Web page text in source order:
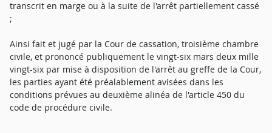
transcrit en marge ou à la suite de l'arrêt partiellement cassé
;
Ainsi fait et jugé par la Cour de cassation, troisième chambre
civile, et prononcé publiquement le vingt-six mars deux mille
vingt-six par mise à disposition de l'arrêt au greffe de la Cour,
les parties ayant été préalablement avisées dans les
conditions prévues au deuxième alinéa de l'article 450 du
code de procédure civile.